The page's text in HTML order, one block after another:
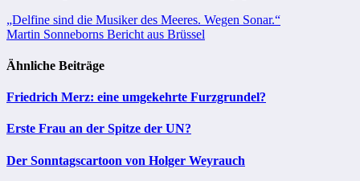
Beitragsnavigation
„Delfine sind die Musiker des Meeres. Wegen Sonar.“
Martin Sonneborns Bericht aus Brüssel
Ähnliche Beiträge
Friedrich Merz: eine umgekehrte Furzgrundel?
Erste Frau an der Spitze der UN?
Der Sonntagscartoon von Holger Weyrauch